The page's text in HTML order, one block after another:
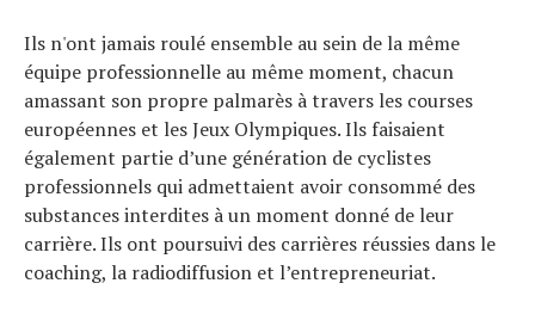
Ils n'ont jamais roulé ensemble au sein de la même
équipe professionnelle au même moment, chacun
amassant son propre palmarès à travers les courses
européennes et les Jeux Olympiques. Ils faisaient
également partie d’une génération de cyclistes
professionnels qui admettaient avoir consommé des
substances interdites à un moment donné de leur
carrière. Ils ont poursuivi des carrières réussies dans le
coaching, la radiodiffusion et l’entrepreneuriat.
Actualités